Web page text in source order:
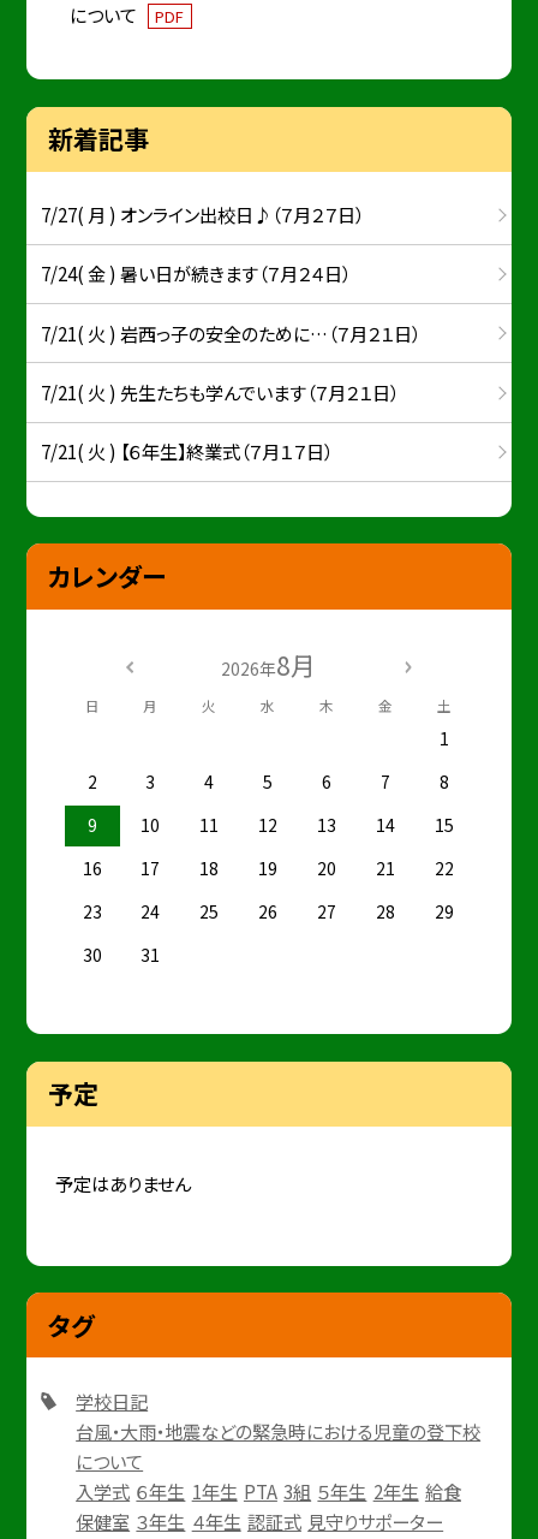
について
PDF
新着記事
7/27( 月 ) オンライン出校日♪（７月２７日）
7/24( 金 ) 暑い日が続きます（７月２４日）
7/21( 火 ) 岩西っ子の安全のために…（７月２１日）
7/21( 火 ) 先生たちも学んでいます（７月２１日）
7/21( 火 ) 【６年生】終業式（７月１７日）
カレンダー
2026年8月
日 月 火 水 木 金 土
1
2
3 4 5 6 7
8
9
10 11 12 13 14
15
16
17 18 19 20 21
22
23
24 25 26 27 28
29
30
31
予定
予定はありません
タグ
学校日記
台風・大雨・地震などの緊急時における児童の登下校
について
入学式 ６年生 1年生 PTA 3組 ５年生 2年生 給食
保健室 ３年生 ４年生 認証式 見守りサポーター